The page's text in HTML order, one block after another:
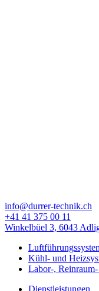
info@durrer-technik.ch
+41 41 375 00 11
Winkelbüel 3, 6043
Kühl- und
Labor-,